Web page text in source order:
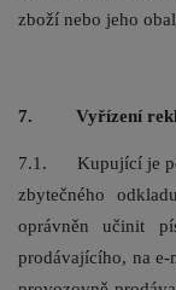
zboží nebo jeho
7. Vyřízení
7.1. Kupující je
zbytečného
oprávněn učinit
prodávajícího, na